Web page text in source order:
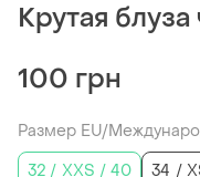
Крутая
100 грн
Размер EU/
32 / XXS / 40
34 /